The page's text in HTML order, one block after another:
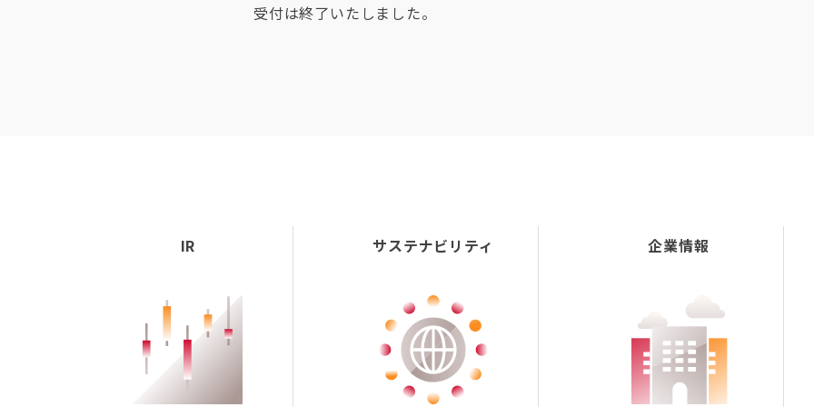
受付は終了いたしました。
IR サステナビリティ 企業情報